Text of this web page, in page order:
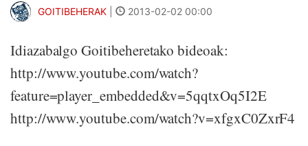
GOITIBEHERAK 2013-02-02 00:00
Idiazabalgo Goitibeheretako bideoak:
http://www.youtube.com/watch?
feature=player_embedded&v=5qqtxOq5I2E
http://www.youtube.com/watch?v=xfgxC0ZxrF4